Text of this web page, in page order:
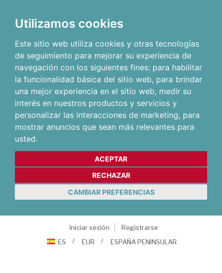
Utilizamos cookies
Este sitio web utiliza cookies y otras tecnologías
de seguimiento para mejorar su experiencia de
navegación con los siguientes fines: para habilitar
la funcionalidad básica del sitio web, para brindar
una mejor experiencia en el sitio web, medir su
interés en nuestros productos y servicios y
personalizar las interacciones de marketing, para
mostrar anuncios que sean más relevantes para
usted.
ACEPTAR
RECHAZAR
CAMBIAR PREFERENCIAS
Iniciar sesión
Registrarse
ES
EUR ESPAÑA PENINSULAR